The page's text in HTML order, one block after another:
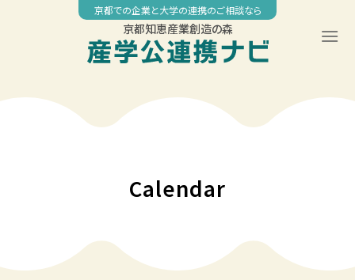
京都での企業と大学の連携のご相談なら
京都知恵産業創造の森
Calendar
04:00